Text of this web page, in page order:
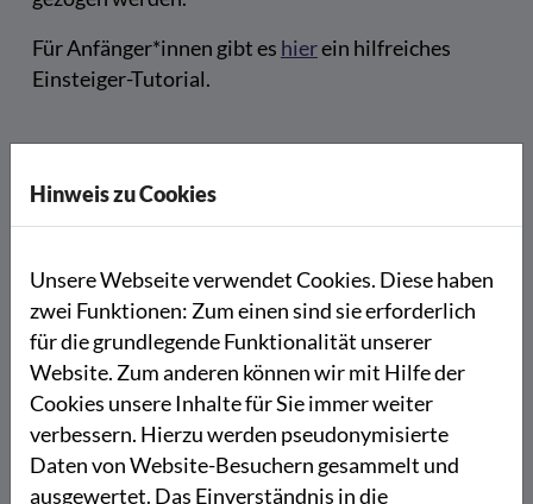
Für Anfänger*innen gibt es hierein hilfreiches
Einsteiger-Tutorial.
Verfügung, während der „Basic“-Plan ohne
Wasserzeichen für 13€ pro Monat verfügbar ist.
Die Benutzeroberfläche ist übersichtlich und
bedienungsfreundlich gestaltet, wodurch sich
besonders auch Anfänger*innen in der
Videobearbeitung zurechtfinden.
Das Tool bietet grundlegende
Hinweis zu Cookies
Unsere Webseite verwendet Cookies. Diese haben
zwei Funktionen: Zum einen sind sie erforderlich
für die grundlegende Funktionalität unserer
Website. Zum anderen können wir mit Hilfe der
Cookies unsere Inhalte für Sie immer weiter
verbessern. Hierzu werden pseudonymisierte
Daten von Website-Besuchern gesammelt und
ausgewertet. Das Einverständnis in die